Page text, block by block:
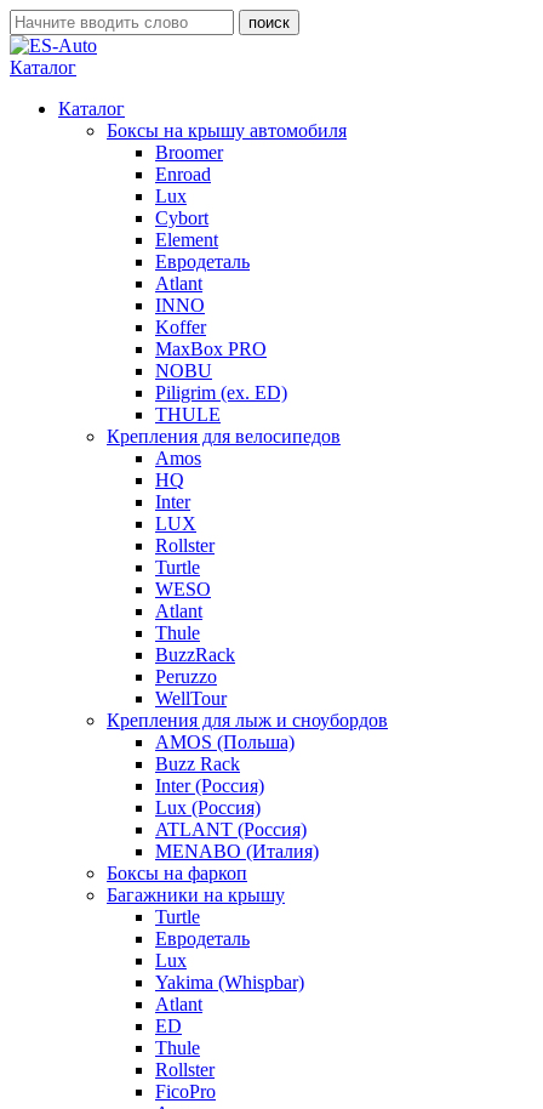
Каталог
Каталог
Боксы на крышу автомобиля
Broomer
Enroad
Lux
Cybort
Element
Евродеталь
Atlant
INNO
Koffer
MaxBox PRO
NOBU
Piligrim (ex. ED)
THULE
Крепления для велосипедов
Amos
HQ
Inter
LUX
Rollster
Turtle
WESO
Atlant
Thule
BuzzRack
Peruzzo
WellTour
Крепления для лыж и сноубордов
AMOS (Польша)
Buzz Rack
Inter (Россия)
Lux (Россия)
ATLANT (Россия)
MENABO (Италия)
Боксы на фаркоп
Багажники на крышу
Turtle
Евродеталь
Lux
Yakima (Whispbar)
Atlant
ED
Thule
Rollster
FicoPro